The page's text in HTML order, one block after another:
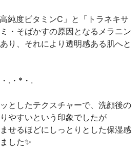
純度ビタミンC」と「トラネキサ
・そばかすの原因となるメラニン
り、それにより透明感ある肌へと
.・*・.
としたテクスチャーで、洗顔後の
やすいという印象でしたが
せるほどにしっとりとした保湿感
した✨